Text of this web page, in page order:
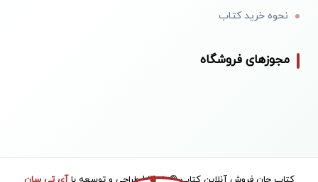
نحوه خرید کتاب
مجوزهای فروشگاه